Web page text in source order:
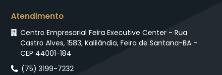
Atendimento
Centro Empresarial Feira Executive Center - Rua
Castro Alves, 1583, Kalilândia, Feira de Santana-BA -
CEP 44001-184
(75) 3199-7232